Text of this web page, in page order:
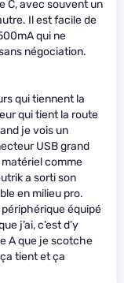
C, avec souvent un
Il est facile de
qui ne
négociation.
qui tiennent la
qui tient la route
je vois un
USB grand
comme
a sorti son
en milieu pro.
équipé
j’ai, c’est d’y
A que je scotche
tient et ça